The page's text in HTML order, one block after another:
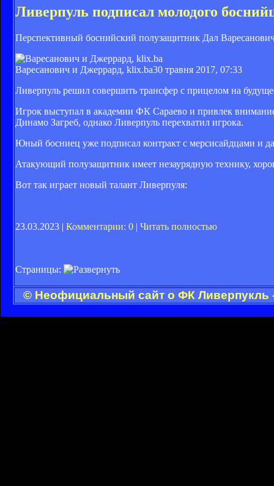
Ливерпуль подписал молодого
Перспективный боснийский полузащитник Дал
Варесанович и Джеррард, klix.ba30 травня 2017, 07:33
Ливерпуль решил совершить трансфер с прицелом на
Игрок выступал в академии ФК Сараево и привлек
Динамо Загреб, однако Ливерпуль перехватил игрока.
Юный босниец уже подписал контракт с мерсисайдцами и
Атакующий полузащитник имеет незаурядную технику,
Вот так играет новый талант Ливерпуля:
23.03.2023 | Комментарии: 0 | Читать полностью
Страницы:
© Неофициальный сайт о ФК Ливерпукль